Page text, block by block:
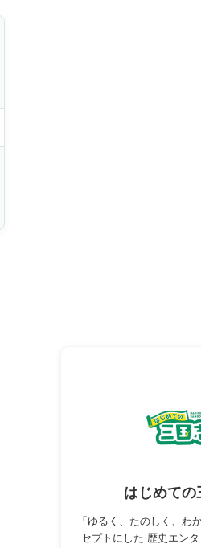
はじめての
「ゆるく、たのしく、わ
セプトにした 歴史エンタ